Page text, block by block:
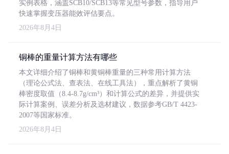
实例表格，涵盖SCB10/SCB13等常见型号参数，指导用户
快速掌握变压器能效评估要点。
2026年8月4日
铜棒的重量计算方法有哪些
本文详细介绍了铜棒和黄铜棒重量的三种常用计算方法
（理论公式法、查表法、在线工具法），重点解析了黄铜
棒密度取值（8.4-8.7g/cm³）和计算公式的差异，并提供实
际计算案例、误差分析及选材建议，数据参考GB/T 4423-
2007等国家标准。
2026年8月4日